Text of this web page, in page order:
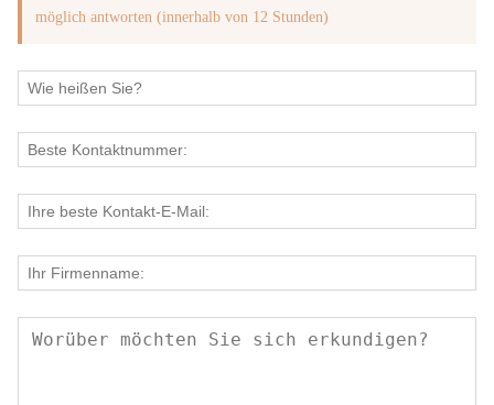
möglich antworten (innerhalb von 12 Stunden)